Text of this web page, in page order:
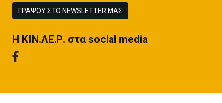
ΓΡΑΨΟΥ ΣΤΟ NEWSLETTER ΜΑΣ
H ΚΙΝ.ΛΕ.Ρ. στα social media